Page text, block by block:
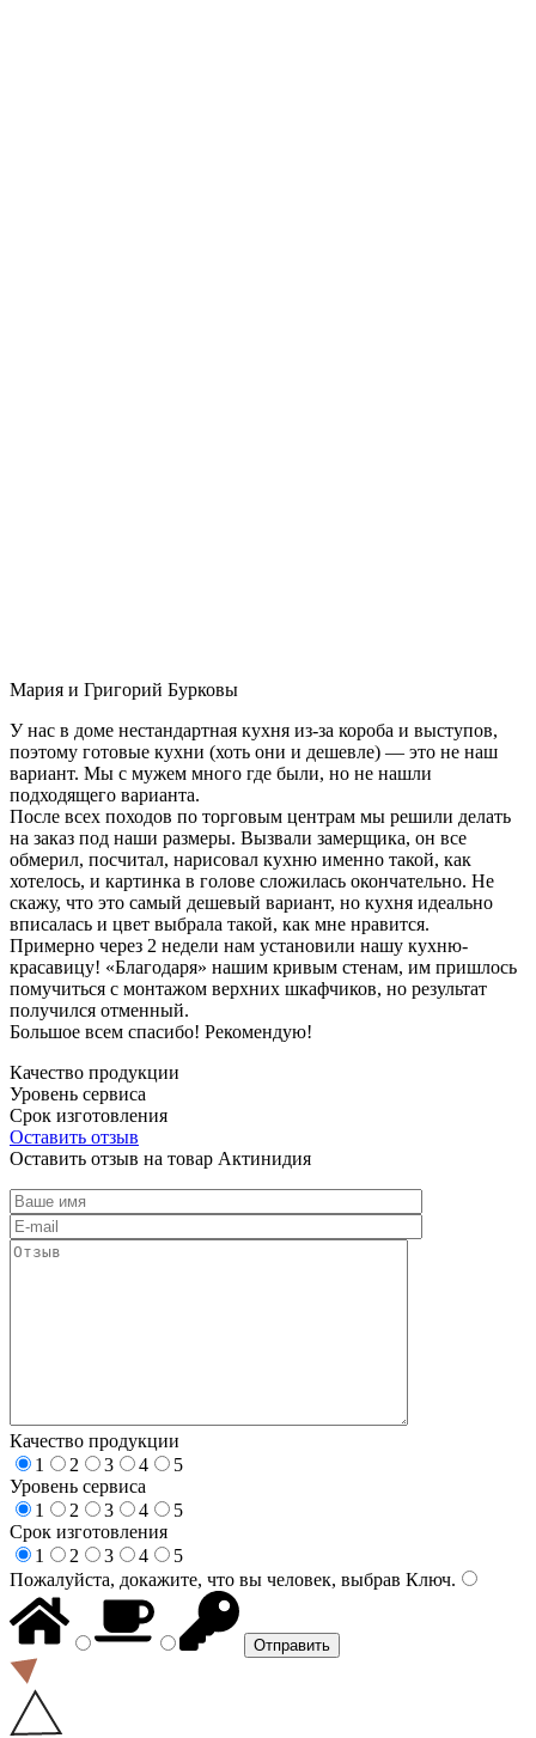
Мария и Григорий Бурковы
У нас в доме нестандартная кухня из-за короба и выступов,
поэтому готовые кухни (хоть они и дешевле) — это не наш
вариант. Мы с мужем много где были, но не нашли
подходящего варианта.
После всех походов по торговым центрам мы решили делать
на заказ под наши размеры. Вызвали замерщика, он все
обмерил, посчитал, нарисовал кухню именно такой, как
хотелось, и картинка в голове сложилась окончательно. Не
скажу, что это самый дешевый вариант, но кухня идеально
вписалась и цвет выбрала такой, как мне нравится.
Примерно через 2 недели нам установили нашу кухню-
красавицу! «Благодаря» нашим кривым стенам, им пришлось
помучиться с монтажом верхних шкафчиков, но результат
получился отменный.
Большое всем спасибо! Рекомендую!
Качество продукции
Уровень сервиса
Срок изготовления
Оставить отзыв
Оставить отзыв на товар Актинидия
Качество продукции
1
2 3 4
5
Уровень сервиса
1
2 3 4
5
Срок изготовления
1
2 3 4
5
Пожалуйста, докажите, что вы человек, выбрав Ключ.